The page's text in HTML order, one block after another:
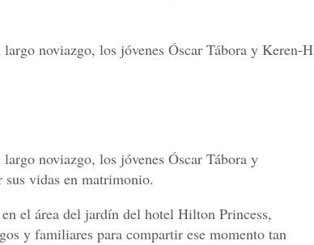
noviazgo, los jóvenes Óscar Tábora y Keren-
noviazgo, los jóvenes Óscar Tábora y
vidas en matrimonio.
el área del jardín del hotel Hilton Princess,
y familiares para compartir ese momento tan